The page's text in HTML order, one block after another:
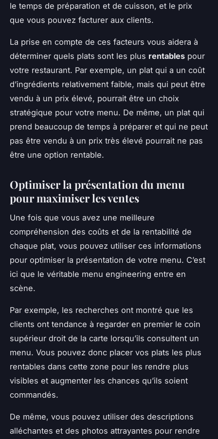
le temps de préparation et de cuisson, et le prix
que vous pouvez facturer aux clients.
La prise en compte de ces facteurs vous aidera à
déterminer quels plats sont les plus rentables pour
votre restaurant. Par exemple, un plat qui a un coût
d’ingrédients relativement faible, mais qui peut être
vendu à un prix élevé, pourrait être un choix
stratégique pour votre menu. De même, un plat qui
prend beaucoup de temps à préparer et qui ne peut
pas être vendu à un prix très élevé pourrait ne pas
être une option rentable.
Optimiser la présentation du menu
pour maximiser les ventes
Une fois que vous avez une meilleure
compréhension des coûts et de la rentabilité de
chaque plat, vous pouvez utiliser ces informations
pour optimiser la présentation de votre menu. C’est
ici que le véritable menu engineering entre en
scène.
Par exemple, les recherches ont montré que les
clients ont tendance à regarder en premier le coin
supérieur droit de la carte lorsqu’ils consultent un
menu. Vous pouvez donc placer vos plats les plus
rentables dans cette zone pour les rendre plus
visibles et augmenter les chances qu’ils soient
commandés.
De même, vous pouvez utiliser des descriptions
alléchantes et des photos attrayantes pour rendre